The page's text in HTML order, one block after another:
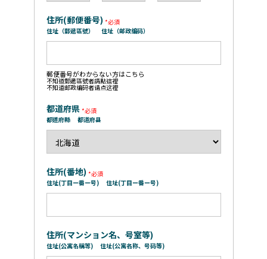
住所(郵便番号)
住址（郵遞區號） 住址（邮政编码）
郵便番号がわからない方はこちら
不知道郵遞區號者請點這裡
不知道邮政编码者请点这裡
都道府県
都道府縣 都道府县
住所(番地)
住址(丁目ー番ー号) 住址(丁目ー番ー号)
住所(マンション名、号室等)
住址(公寓名稱等) 住址(公寓名称、号码等)